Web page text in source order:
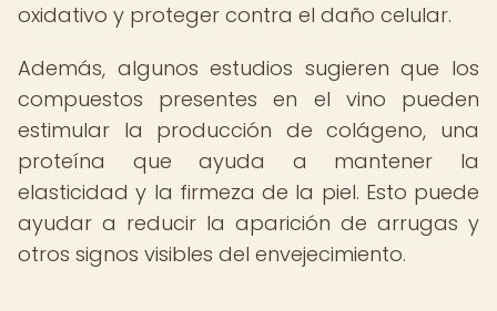
oxidativo y proteger contra el daño celular.
Además, algunos estudios sugieren que los
compuestos presentes en el vino pueden
estimular la producción de colágeno, una
proteína que ayuda a mantener la
elasticidad y la firmeza de la piel. Esto puede
ayudar a reducir la aparición de arrugas y
otros signos visibles del envejecimiento.